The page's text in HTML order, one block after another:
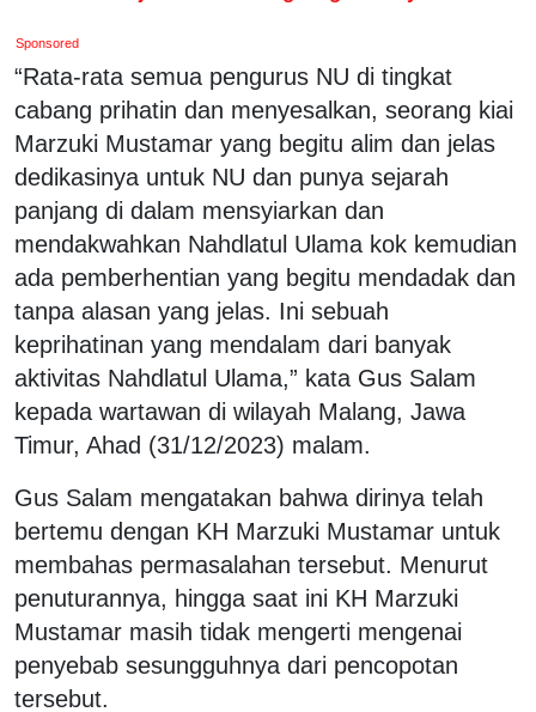
Sponsored
“Rata-rata semua pengurus NU di tingkat
cabang prihatin dan menyesalkan, seorang kiai
Marzuki Mustamar yang begitu alim dan jelas
dedikasinya untuk NU dan punya sejarah
panjang di dalam mensyiarkan dan
mendakwahkan Nahdlatul Ulama kok kemudian
ada pemberhentian yang begitu mendadak dan
tanpa alasan yang jelas. Ini sebuah
keprihatinan yang mendalam dari banyak
aktivitas Nahdlatul Ulama,” kata Gus Salam
kepada wartawan di wilayah Malang, Jawa
Timur, Ahad (31/12/2023) malam.
Gus Salam mengatakan bahwa dirinya telah
bertemu dengan KH Marzuki Mustamar untuk
membahas permasalahan tersebut. Menurut
penuturannya, hingga saat ini KH Marzuki
Mustamar masih tidak mengerti mengenai
penyebab sesungguhnya dari pencopotan
tersebut.